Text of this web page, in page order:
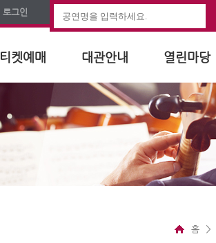
로그인
티켓예매 대관안내 열린마당
홈